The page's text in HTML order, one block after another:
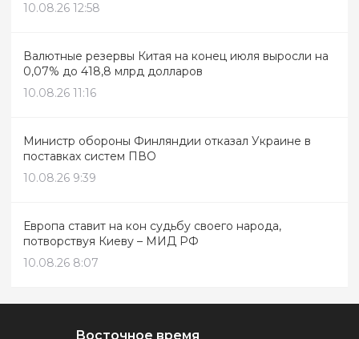
10.08.26 12:58
Валютные резервы Китая на конец июля выросли на
0,07% до 418,8 млрд долларов
10.08.26 11:16
Министр обороны Финляндии отказал Украине в
поставках систем ПВО
10.08.26 9:39
Европа ставит на кон судьбу своего народа,
потворствуя Киеву – МИД РФ
10.08.26 8:07
Восточное время